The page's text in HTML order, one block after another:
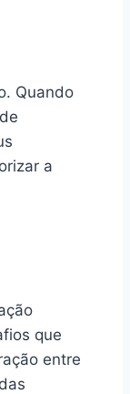
Quando
a
que
entre